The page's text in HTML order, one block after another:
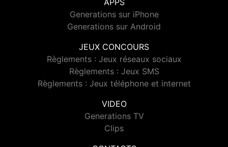
APPS
Generations sur iPhone
Generations sur Android
JEUX CONCOURS
Règlements : Jeux réseaux sociaux
Règlements : Jeux SMS
Règlements : Jeux téléphone et internet
VIDEO
Generations TV
Clips